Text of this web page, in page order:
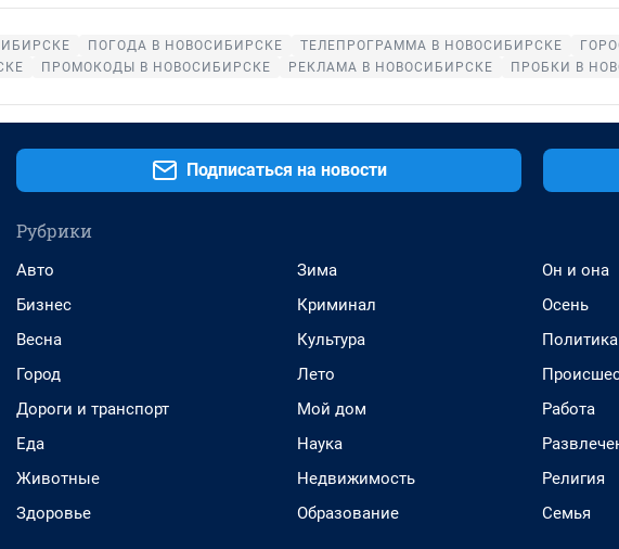
ПОГОДА В НОВОСИБИРСКЕ ТЕЛЕПРОГРАММА В НОВОСИБИРСКЕ
ПРОМОКОДЫ В НОВОСИБИРСКЕ РЕКЛАМА В НОВОСИБИРСКЕ ПРОБКИ В
Подписаться на новости
Рубрики
Авто
Бизнес
Весна
Город
Дороги и транспорт
Еда
Животные
Здоровье
Зима
Криминал
Культура
Лето
Мой дом
Наука
Недвижимость
Образование
Он и она
Осень
Политика
Работа
Религия
Семья